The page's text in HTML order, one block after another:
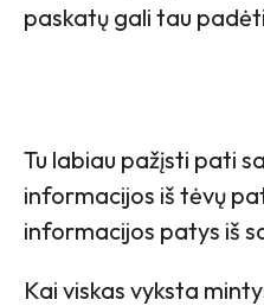
paskatų gali tau
Tu labiau pažįsti pati
informacijos iš tėvų
informacijos patys iš
Kai viskas vyksta